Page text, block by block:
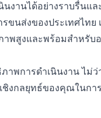
งานได้อย่างราบรื่นแ
นส่งของประเทศไทย
พสูงและพร้อมสำหรั
พการดำเนินงาน ไม่
ชิงกลยุทธ์ของคุณในก